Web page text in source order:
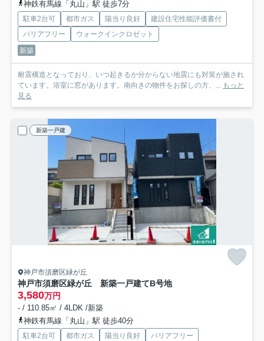
神鉄有馬線「丸山」駅 徒歩7分
駐車2台可 都市ガス 陽当り良好
建設住宅性能評価書付
バリアフリー
ウォークインクロゼット
新築
耐震構造となっており、いつ起きるか分からない地震にも対策が施され
ています。浴室に窓があります。南向きの物件をお探しの方、... もっと
見る
新築一戸建
神戸市須磨区緑が丘
神戸市須磨区緑が丘 新築一戸建てB号地
3,580万円
- / 110.85㎡ / 4LDK /新築
神鉄有馬線「丸山」駅 徒歩40分
駐車2台可 都市ガス 陽当り良好
バリアフリー